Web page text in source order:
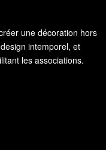
une décoration hors
intemporel, et
les associations.